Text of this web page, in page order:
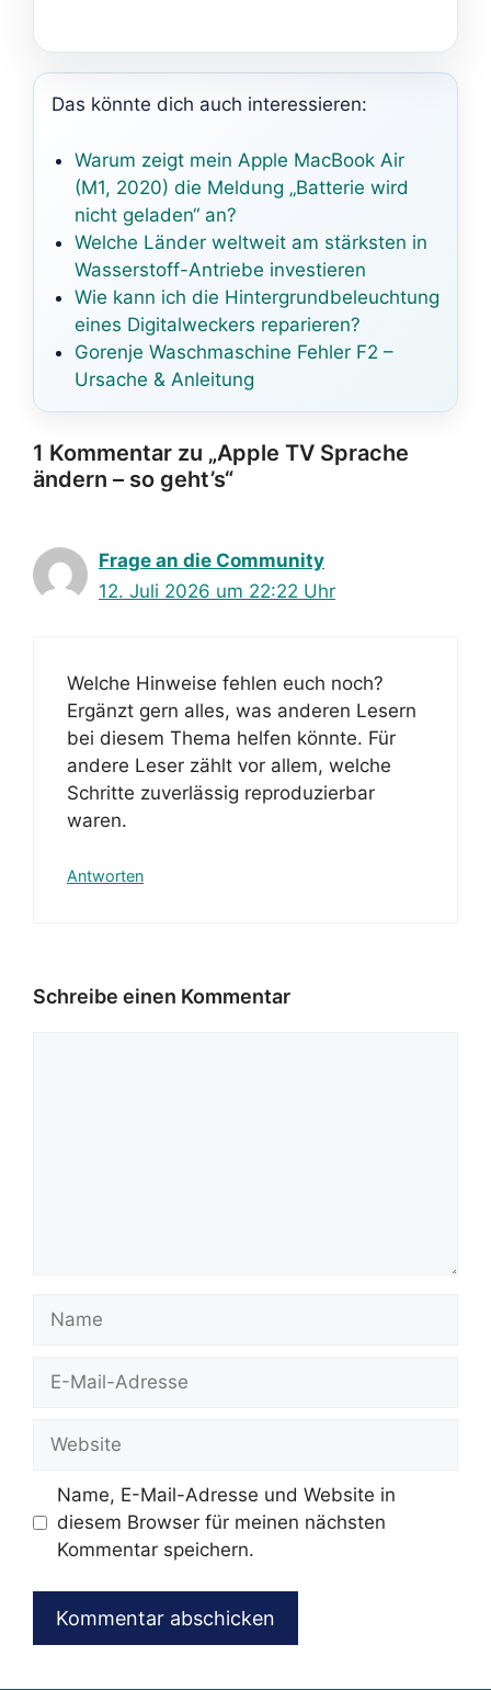
Das könnte dich auch interessieren:
Warum zeigt mein Apple MacBook Air
(M1, 2020) die Meldung „Batterie wird
nicht geladen“ an?
Welche Länder weltweit am stärksten in
Wasserstoff-Antriebe investieren
Wie kann ich die Hintergrundbeleuchtung
eines Digitalweckers reparieren?
Gorenje Waschmaschine Fehler F2 –
Ursache & Anleitung
1 Kommentar zu „Apple TV Sprache
ändern – so geht’s“
Frage an die Community
12. Juli 2026 um 22:22 Uhr
Welche Hinweise fehlen euch noch?
Ergänzt gern alles, was anderen Lesern
bei diesem Thema helfen könnte. Für
andere Leser zählt vor allem, welche
Schritte zuverlässig reproduzierbar
waren.
Antworten
Schreibe einen Kommentar
Mail-
Name, E-Mail-Adresse und Website in
diesem Browser für meinen nächsten
Kommentar speichern.